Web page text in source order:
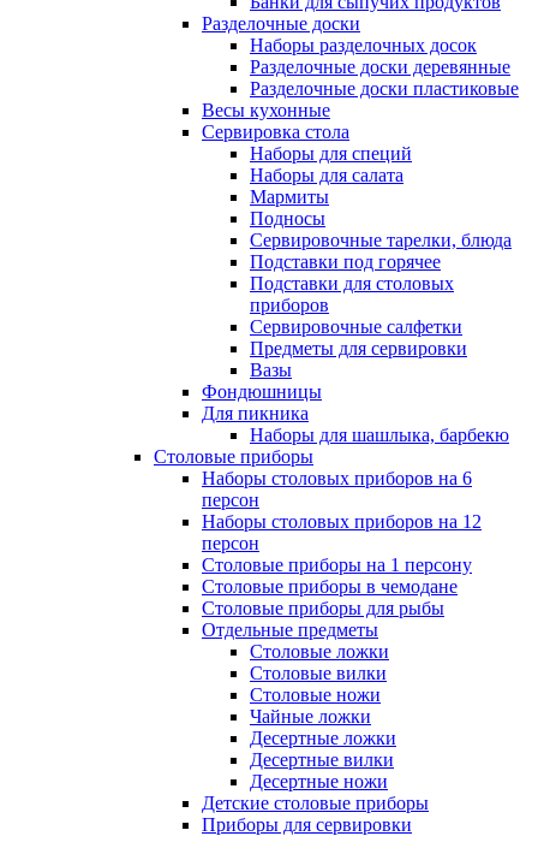
Разделочные доски
Наборы разделочных досок
Разделочные доски деревянные
Разделочные доски пластиковые
Весы кухонные
Сервировка стола
Наборы для специй
Наборы для салата
Мармиты
Подносы
Сервировочные тарелки, блюда
Подставки под горячее
Подставки для столовых
приборов
Сервировочные салфетки
Предметы для сервировки
Вазы
Фондюшницы
Для пикника
Наборы для шашлыка, барбекю
Столовые приборы
Наборы столовых приборов на 6
персон
Наборы столовых приборов на 12
персон
Столовые приборы на 1 персону
Столовые приборы в чемодане
Столовые приборы для рыбы
Отдельные предметы
Столовые ложки
Столовые вилки
Столовые ножи
Чайные ложки
Десертные ложки
Десертные вилки
Десертные ножи
Детские столовые приборы
Приборы для сервировки